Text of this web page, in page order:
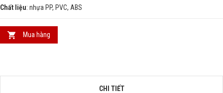
Chất liệu: nhựa PP, PVC, ABS
Mua hàng
CHI TIẾT